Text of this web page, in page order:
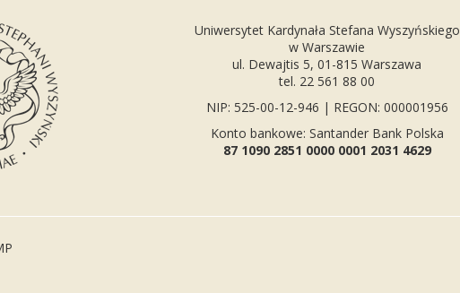
Uniwersytet Kardynała Stefana Wyszyńskiego
w Warszawie
ul. Dewajtis 5, 01-815 Warszawa
tel. 22 561 88 00
NIP: 525-00-12-946 | REGON: 000001956
Konto bankowe: Santander Bank Polska
87 1090 2851 0000 0001 2031 4629